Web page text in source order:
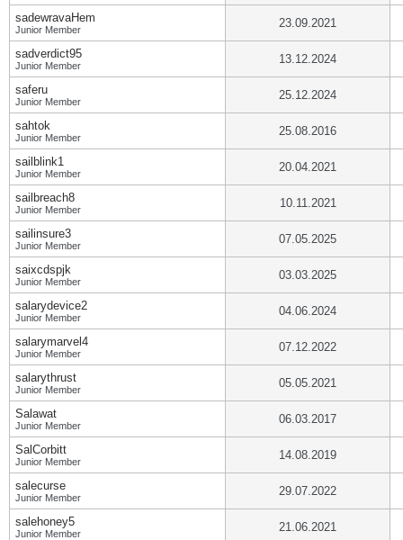
sadewravaHem
Junior Member 23.09.2021
sadverdict95
Junior Member 13.12.2024
saferu
Junior Member 25.12.2024
sahtok
Junior Member 25.08.2016
sailblink1
Junior Member 20.04.2021
sailbreach8
Junior Member 10.11.2021
sailinsure3
Junior Member 07.05.2025
saixcdspjk
Junior Member 03.03.2025
salarydevice2
Junior Member 04.06.2024
salarymarvel4
Junior Member 07.12.2022
salarythrust
Junior Member 05.05.2021
Salawat
Junior Member 06.03.2017
SalCorbitt
Junior Member 14.08.2019
salecurse
Junior Member 29.07.2022
salehoney5
Junior Member 21.06.2021